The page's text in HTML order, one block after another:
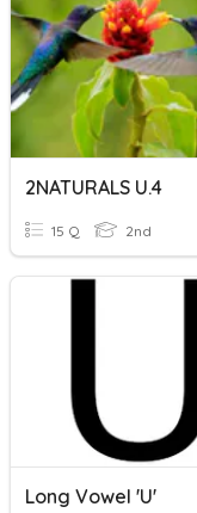
2NATURALS U.4
15 Q 2nd
Long Vowel 'u'